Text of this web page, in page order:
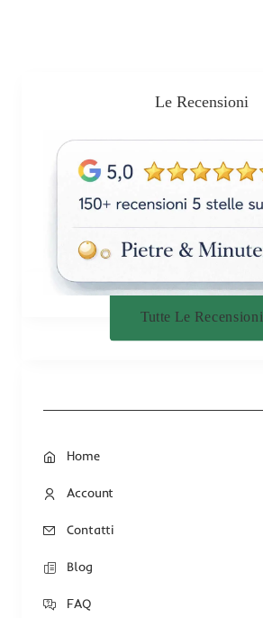
Le Recensioni
Tutte Le Recensioni
Home
Account
Contatti
Blog
FAQ